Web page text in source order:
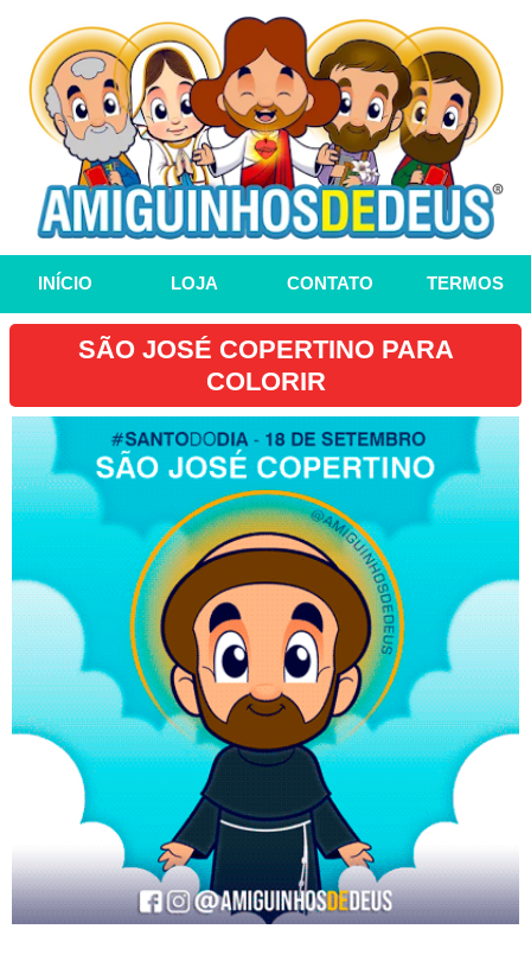
INÍCIO LOJA CONTATO TERMOS
SÃO JOSÉ COPERTINO PARA
COLORIR